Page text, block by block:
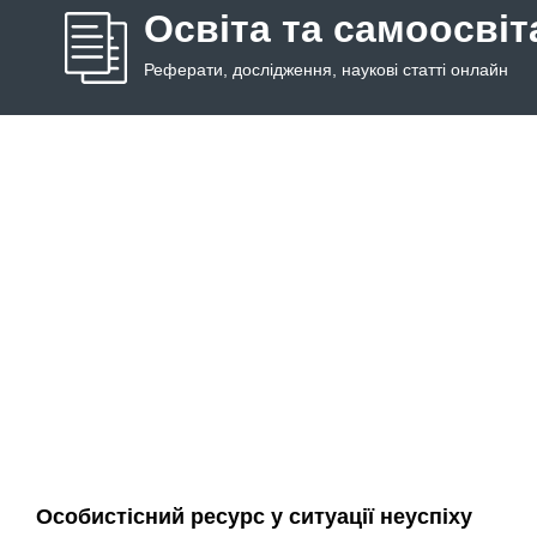
Освіта та
Реферати, дослідження, наукові статті онлайн
Особистісний ресурс у ситуації неуспіху